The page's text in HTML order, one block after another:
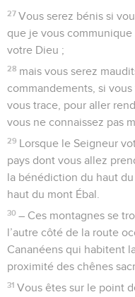
27 Vous serez bénis si
que je vous communique
votre Dieu ;
28 mais vous serez
commandements, si
vous trace, pour aller
vous ne connaissez pas
29 Lorsque le Seigneur
pays dont vous allez
la bénédiction du haut
haut du mont Ébal.
30 – Ces montagnes se
l’autre côté de la route
Cananéens qui habitent
proximité des chênes
31 Vous êtes sur le point